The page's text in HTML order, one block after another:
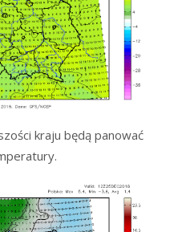
kraju będą panować